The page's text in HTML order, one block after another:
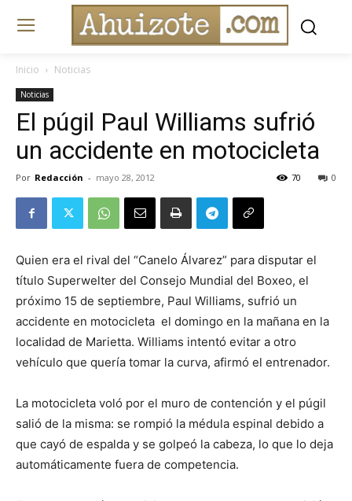
Inicio Noticias
Noticias
El púgil Paul Williams sufrió
un accidente en motocicleta
Por Redacción - mayo 28, 2012 0
70
Quien era el rival del “Canelo Álvarez” para disputar el
título Superwelter del Consejo Mundial del Boxeo, el
próximo 15 de septiembre, Paul Williams, sufrió un
accidente en motocicleta el domingo en la mañana en la
localidad de Marietta. Williams intentó evitar a otro
vehículo que quería tomar la curva, afirmó el entrenador.
La motocicleta voló por el muro de contención y el púgil
salió de la misma: se rompió la médula espinal debido a
que cayó de espalda y se golpeó la cabeza, lo que lo deja
automáticamente fuera de competencia.